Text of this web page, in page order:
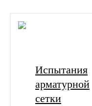
Испытания
арматурной
сетки